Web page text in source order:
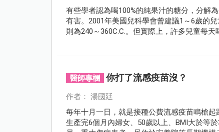
有些學者認為喝100%的純果汁的糖分，分解
有害。2001年美國兒科學會曾建議1～6歲的
則為240～360C.C.。但實際上，許多兒童每
醫師專欄 你打了流感疫苗沒？
作者： 湯國廷
每年十月一日，就是接種公費流感疫苗鳴槍
生產完6個月內婦女、50歲以上、BMI大於等